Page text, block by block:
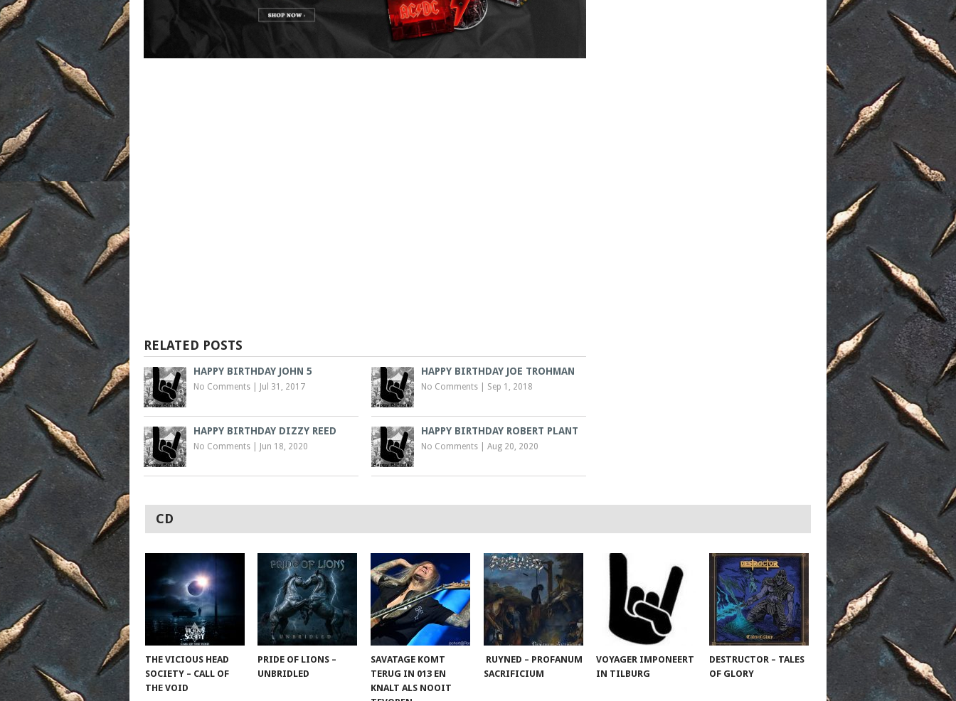
RELATED POSTS
HAPPY BIRTHDAY JOHN 5
No Comments Jul 31, 2017
HAPPY BIRTHDAY JOE TROHMAN
No Comments Sep 1, 2018
HAPPY BIRTHDAY DIZZY REED
No Comments Jun 18, 2020
HAPPY BIRTHDAY ROBERT PLANT
No Comments |Aug 20, 2020
CD
THE VICIOUS HEAD
SOCIETY – CALL OF
THE VOID
PRIDE OF LIONS –
UNBRIDLED
SAVATAGE KOMT
TERUG IN 013 EN
KNALT ALS NOOIT
RUYNED – PROFANUM
SACRIFICIUM
VOYAGER IMPONEERT
IN TILBURG
DESTRUCTOR – TALES
OF GLORY